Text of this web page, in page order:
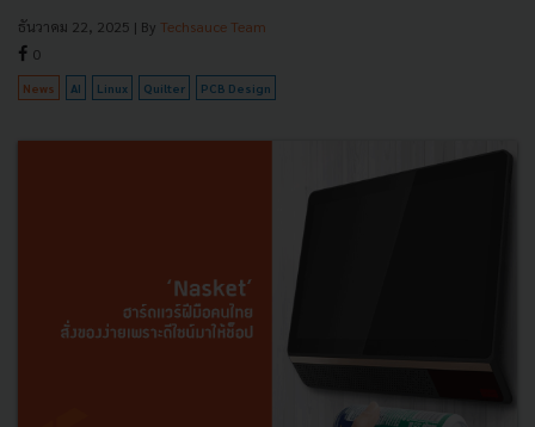
ธันวาคม 22, 2025 | By Techsauce Team
0
News AI Linux Quilter PCB Design